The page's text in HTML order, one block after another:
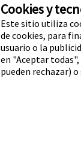
Cookies y
Este sitio utiliza
de cookies, para
usuario o la
en "Aceptar
pueden rechazar)